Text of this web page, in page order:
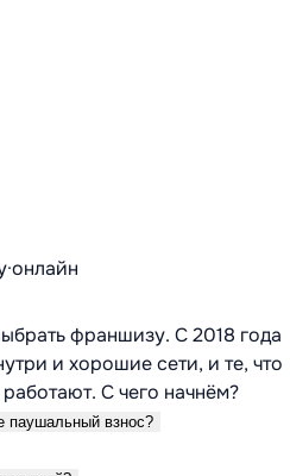
·онлайн
франшизу. С 2018 года
и хорошие сети, и те, что
С чего начнём?
паушальный взнос?